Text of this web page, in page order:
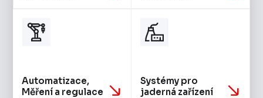
Automatizace,
Měření a regulace
Systémy pro
jaderná zařízení